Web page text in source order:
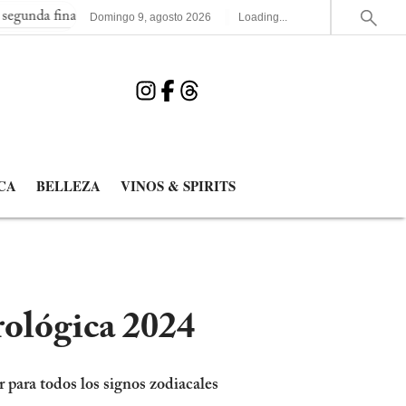
consecutiva del Mundial España elimina a Francia y
Domingo 9,agosto 2026 Loading...
BELLEZA VINOS & SPIRITS
2024
todos los signos zodiacales